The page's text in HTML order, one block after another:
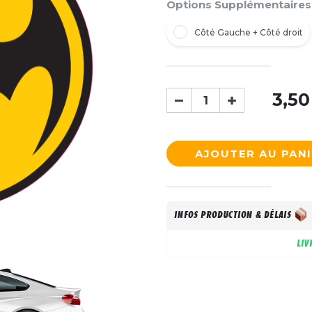
Options Supplémentaires
Côté Gauche + Côté droit
AJOUTER AU
INFOS PRODUCTION & DÉLAIS